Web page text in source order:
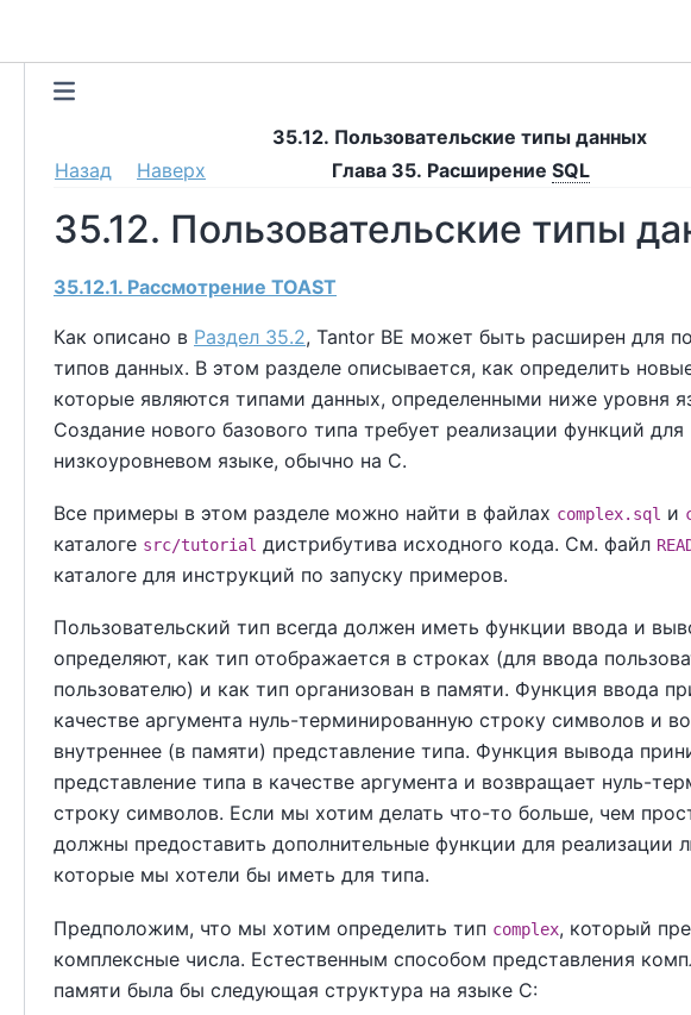
35.12. Пользовательские типы данных
Назад
Наверх Глава 35. Расширение SQL
35.12. Пользовательские типы
35.12.1. Рассмотрение TOAST
Как описано в Раздел 35.2, Tantor BE может быть расширен для
типов данных. В этом разделе описывается, как определить
которые являются типами данных, определенными ниже уровня
Создание нового базового типа требует реализации функций
низкоуровневом языке, обычно на C.
Все примеры в этом разделе можно найти в файлах complex.sql и
каталоге src/tutorial дистрибутива исходного кода. См. файл
каталоге для инструкций по запуску примеров.
Пользовательский тип всегда должен иметь функции ввода и
определяют, как тип отображается в строках (для ввода
пользователю) и как тип организован в памяти. Функция ввода
качестве аргумента нуль-терминированную строку символов и
внутреннее (в памяти) представление типа. Функция вывода
представление типа в качестве аргумента и возвращает нуль-
строку символов. Если мы хотим делать что-то больше, чем
должны предоставить дополнительные функции для реализации
которые мы хотели бы иметь для типа.
Предположим, что мы хотим определить тип complex, который
комплексные числа. Естественным способом представления
памяти была бы следующая структура на языке C: